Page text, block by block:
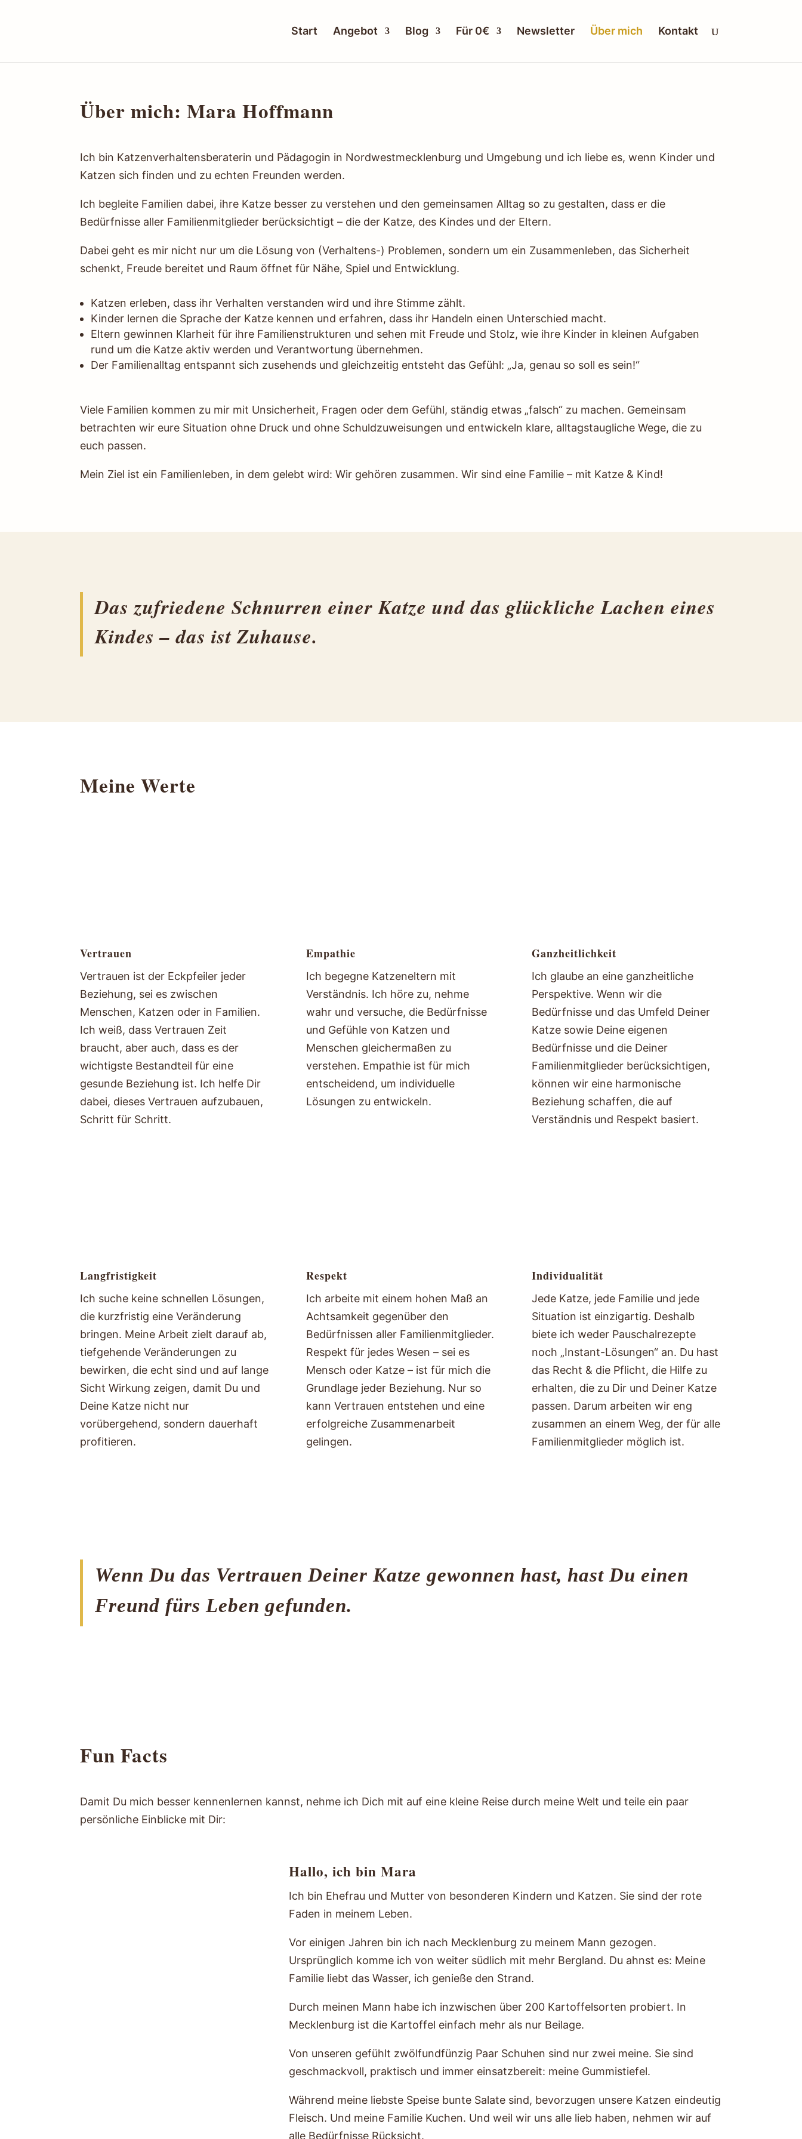
Start Angebot Blog Für 0€ Newsletter Über mich Kontakt
Über mich: Mara Hoffmann
Ich bin Katzenverhaltensberaterin und Pädagogin in Nordwestmecklenburg und Umgebung und ich liebe es, wenn Kinder und
Katzen sich finden und zu echten Freunden werden.
Ich begleite Familien dabei, ihre Katze besser zu verstehen und den gemeinsamen Alltag so zu gestalten, dass er die
Bedürfnisse aller Familienmitglieder berücksichtigt – die der Katze, des Kindes und der Eltern.
Dabei geht es mir nicht nur um die Lösung von (Verhaltens-) Problemen, sondern um ein Zusammenleben, das Sicherheit
schenkt, Freude bereitet und Raum öffnet für Nähe, Spiel und Entwicklung.
Katzen erleben, dass ihr Verhalten verstanden wird und ihre Stimme zählt.
Kinder lernen die Sprache der Katze kennen und erfahren, dass ihr Handeln einen Unterschied macht.
Eltern gewinnen Klarheit für ihre Familienstrukturen und sehen mit Freude und Stolz, wie ihre Kinder in kleinen Aufgaben
rund um die Katze aktiv werden und Verantwortung übernehmen.
Der Familienalltag entspannt sich zusehends und gleichzeitig entsteht das Gefühl: „Ja, genau so soll es sein!“
Viele Familien kommen zu mir mit Unsicherheit, Fragen oder dem Gefühl, ständig etwas „falsch“ zu machen. Gemeinsam
betrachten wir eure Situation ohne Druck und ohne Schuldzuweisungen und entwickeln klare, alltagstaugliche Wege, die zu
euch passen.
Mein Ziel ist ein Familienleben, in dem gelebt wird: Wir gehören zusammen. Wir sind eine Familie – mit Katze & Kind!
Das zufriedene Schnurren einer Katze und das glückliche Lachen eines
Kindes – das ist Zuhause.
Meine Werte
Vertrauen
Vertrauen ist der Eckpfeiler jeder
Beziehung, sei es zwischen
Menschen, Katzen oder in Familien.
Ich weiß, dass Vertrauen Zeit
braucht, aber auch, dass es der
wichtigste Bestandteil für eine
gesunde Beziehung ist. Ich helfe Dir
dabei, dieses Vertrauen aufzubauen,
Schritt für Schritt.
Empathie
Ich begegne Katzeneltern mit
Verständnis. Ich höre zu, nehme
wahr und versuche, die Bedürfnisse
und Gefühle von Katzen und
Menschen gleichermaßen zu
verstehen. Empathie ist für mich
entscheidend, um individuelle
Lösungen zu entwickeln.
Ganzheitlichkeit
Ich glaube an eine ganzheitliche
Perspektive. Wenn wir die
Bedürfnisse und das Umfeld Deiner
Katze sowie Deine eigenen
Bedürfnisse und die Deiner
Familienmitglieder berücksichtigen,
können wir eine harmonische
Beziehung schaffen, die auf
Verständnis und Respekt basiert.
Langfristigkeit
Ich suche keine schnellen Lösungen,
die kurzfristig eine Veränderung
bringen. Meine Arbeit zielt darauf ab,
tiefgehende Veränderungen zu
bewirken, die echt sind und auf lange
Sicht Wirkung zeigen, damit Du und
Deine Katze nicht nur
vorübergehend, sondern dauerhaft
profitieren.
Respekt
Ich arbeite mit einem hohen Maß an
Achtsamkeit gegenüber den
Bedürfnissen aller Familienmitglieder.
Respekt für jedes Wesen – sei es
Mensch oder Katze – ist für mich die
Grundlage jeder Beziehung. Nur so
kann Vertrauen entstehen und eine
erfolgreiche Zusammenarbeit
gelingen.
Individualität
Jede Katze, jede Familie und jede
Situation ist einzigartig. Deshalb
biete ich weder Pauschalrezepte
noch „Instant-Lösungen“ an. Du hast
das Recht & die Pflicht, die Hilfe zu
erhalten, die zu Dir und Deiner Katze
passen. Darum arbeiten wir eng
zusammen an einem Weg, der für alle
Familienmitglieder möglich ist.
Wenn Du das Vertrauen Deiner Katze gewonnen hast, hast Du einen
Freund fürs Leben gefunden.
Fun Facts
Damit Du mich besser kennenlernen kannst, nehme ich Dich mit auf eine kleine Reise durch meine Welt und teile ein paar
persönliche Einblicke mit Dir:
Hallo, ich bin Mara
Ich bin Ehefrau und Mutter von besonderen Kindern und Katzen. Sie sind der rote
Faden in meinem Leben.
Vor einigen Jahren bin ich nach Mecklenburg zu meinem Mann gezogen.
Ursprünglich komme ich von weiter südlich mit mehr Bergland. Du ahnst es: Meine
Familie liebt das Wasser, ich genieße den Strand.
Durch meinen Mann habe ich inzwischen über 200 Kartoffelsorten probiert. In
Mecklenburg ist die Kartoffel einfach mehr als nur Beilage.
Von unseren gefühlt zwölfundfünzig Paar Schuhen sind nur zwei meine. Sie sind
geschmackvoll, praktisch und immer einsatzbereit: meine Gummistiefel.
Während meine liebste Speise bunte Salate sind, bevorzugen unsere Katzen eindeutig
Fleisch. Und meine Familie Kuchen. Und weil wir uns alle lieb haben, nehmen wir auf
alle Bedürfnisse Rücksicht.